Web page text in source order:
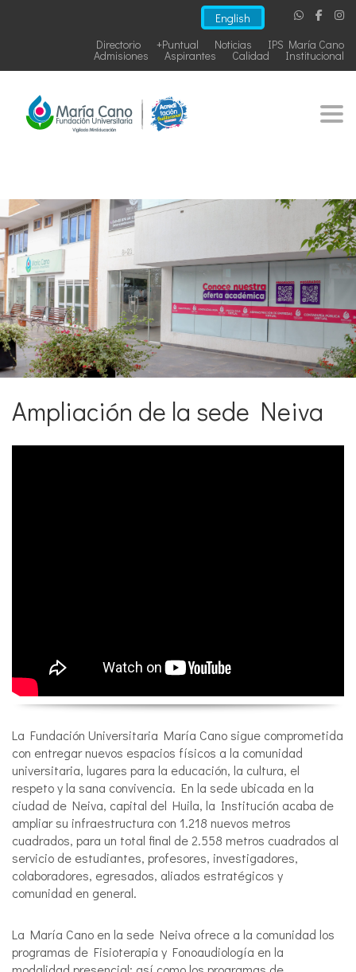
English
IPS María Cano
Noticias
+Puntual
Directorio
Institucional
Calidad
Aspirantes
Admisiones
Ampliación de la sede Neiva
La Fundación Universitaria María Cano sigue comprometida
con entregar nuevos espacios físicos a la comunidad
universitaria, lugares para la educación, la cultura, el
respeto y la sana convivencia. En la sede ubicada en la
ciudad de Neiva, capital del Huila, la Institución acaba de
ampliar su infraestructura con 1.218 nuevos metros
cuadrados, para un total final de 2.558 metros cuadrados al
servicio de estudiantes, profesores, investigadores,
colaboradores, egresados, aliados estratégicos y
comunidad en general.
La María Cano en la sede Neiva ofrece a la comunidad los
programas de Fisioterapia y Fonoaudiología en la